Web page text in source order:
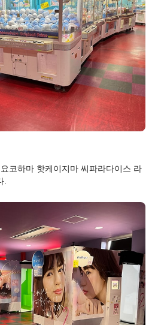
코하마 핫케이지마 씨파라다이스 라
.